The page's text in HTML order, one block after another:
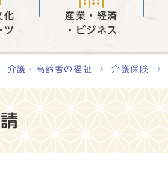
化
ツ
産業・経済
・ビジネス
介護・高齢者の福祉 介護保険